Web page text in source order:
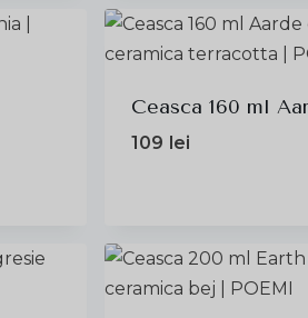
Ceasca 160 ml
109 lei